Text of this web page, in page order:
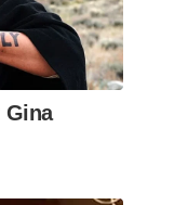
Gina